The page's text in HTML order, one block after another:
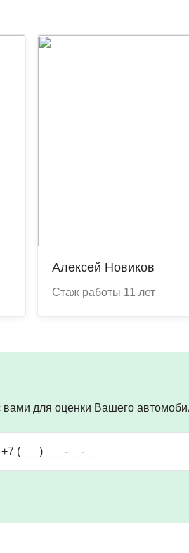
Алексей Новиков
Cтаж работы 11 лет
для оценки Вашего